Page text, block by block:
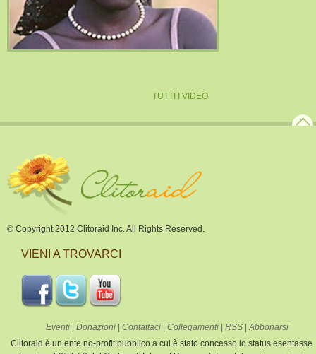
TUTTI I VIDEO
© Copyright 2012 Clitoraid Inc. All Rights Reserved.
VIENI A TROVARCI
Eventi| Donazioni| Contattaci| Collegamenti| RSS| Abbonarsi
Clitoraid è un ente no-profit pubblico a cui è stato concesso lo status esentasse